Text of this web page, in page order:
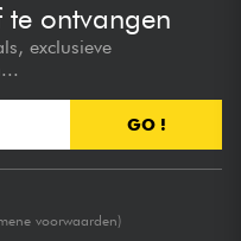
ontvangen
exclusieve
GO !
voorwaarden)